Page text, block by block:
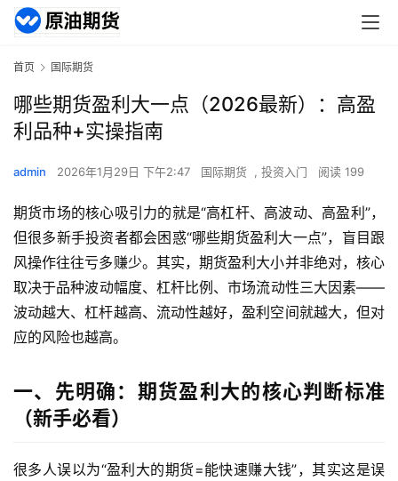
首页 国际期货
哪些期货盈利大一点（2026最新）：高盈
利品种+实操指南
admin 2026年1月29日 下午2:47 国际期货 , 投资入门 阅读 199
期货市场的核心吸引力的就是“高杠杆、高波动、高盈利”，
但很多新手投资者都会困惑“哪些期货盈利大一点”，盲目跟
风操作往往亏多赚少。其实，期货盈利大小并非绝对，核心
取决于品种波动幅度、杠杆比例、市场流动性三大因素——
波动越大、杠杆越高、流动性越好，盈利空间就越大，但对
应的风险也越高。
一、先明确：期货盈利大的核心判断标准
（新手必看）
很多人误以为“盈利大的期货=能快速赚大钱”，其实这是误